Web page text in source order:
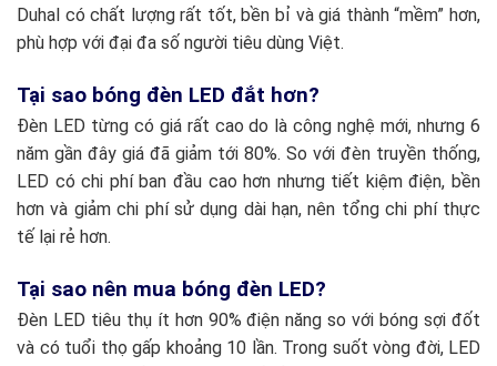
Duhal có chất lượng rất tốt, bền bỉ và giá thành “mềm” hơn,
phù hợp với đại đa số người tiêu dùng Việt.
Tại sao bóng đèn LED đắt hơn?
Đèn LED từng có giá rất cao do là công nghệ mới, nhưng 6
năm gần đây giá đã giảm tới 80%. So với đèn truyền thống,
LED có chi phí ban đầu cao hơn nhưng tiết kiệm điện, bền
hơn và giảm chi phí sử dụng dài hạn, nên tổng chi phí thực
tế lại rẻ hơn.
Tại sao nên mua bóng đèn LED?
Đèn LED tiêu thụ ít hơn 90% điện năng so với bóng sợi đốt
và có tuổi thọ gấp khoảng 10 lần. Trong suốt vòng đời, LED